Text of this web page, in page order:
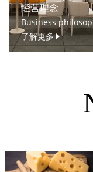
经营理念
Business
了解更多